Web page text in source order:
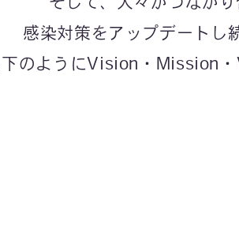
感染対策をアップデートし
のようにVision・Mission・